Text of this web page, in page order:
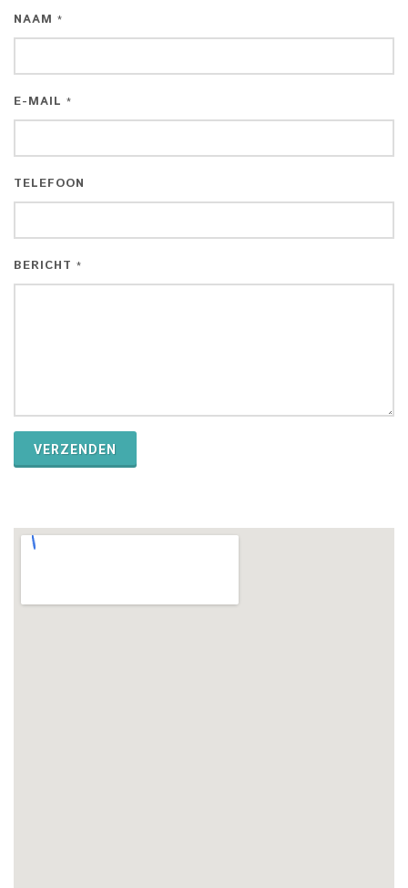
NAAM *
E-MAIL *
TELEFOON
BERICHT *
VERZENDEN